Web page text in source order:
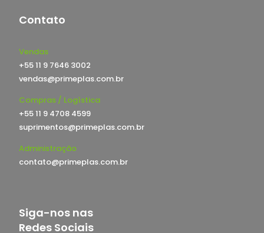
Contato
Vendas
+55 11 9 7646 3002
vendas@primeplas.com.br
Compras / Logística
+55 11 9 4708 4599
suprimentos@primeplas.com.br
Administração
contato@primeplas.com.br
Siga-nos nas
Redes Sociais